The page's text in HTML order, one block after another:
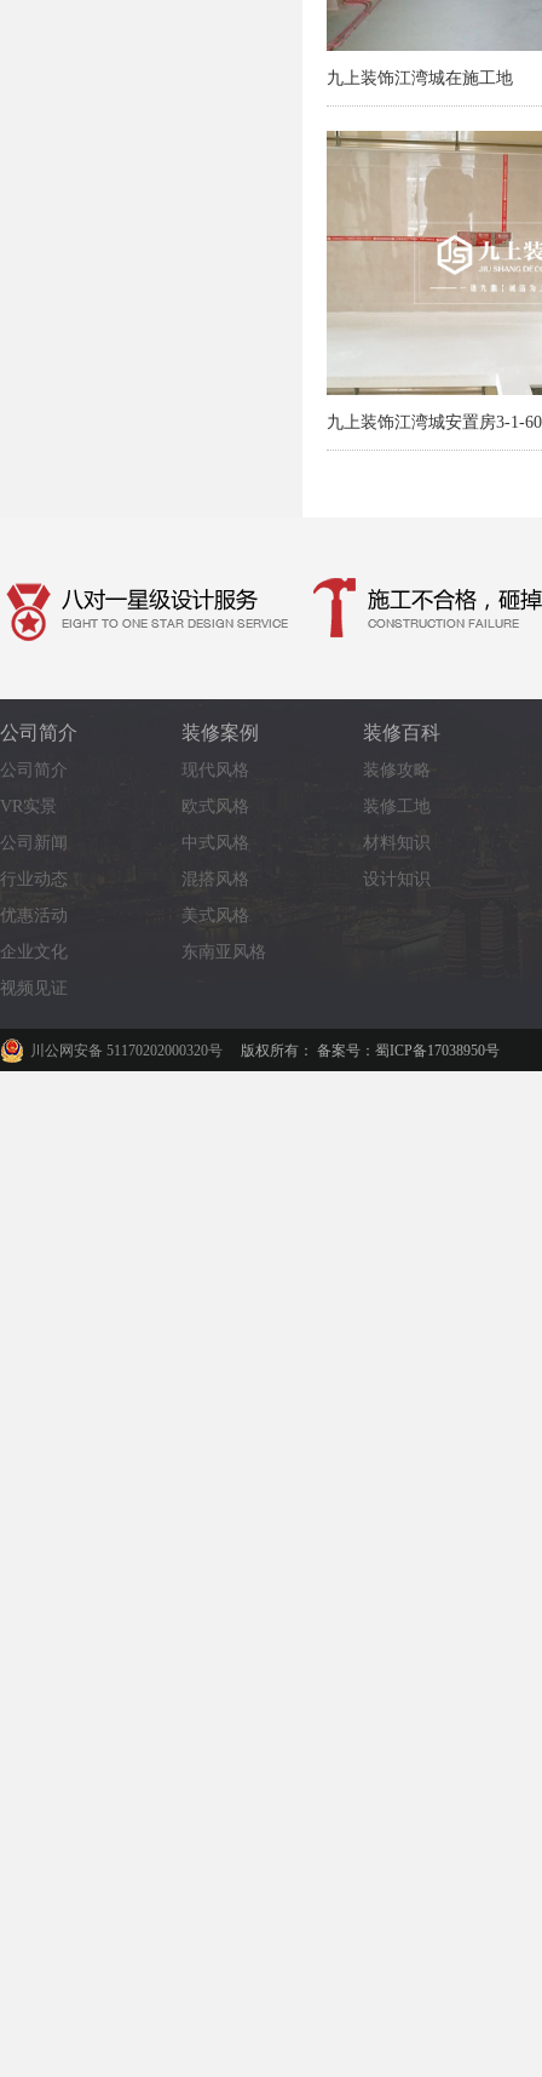
九上装饰江湾城在施工地
九上装饰江湾城安置房3-1-
公司简介
公司简介
VR实景
公司新闻
行业动态
优惠活动
企业文化
视频见证
装修案例
现代风格
欧式风格
中式风格
混搭风格
美式风格
东南亚风格
装修百科
装修攻略
装修工地
材料知识
设计知识
川公网安备 51170202000320号 版权所有： 备案号：蜀ICP备17038950号